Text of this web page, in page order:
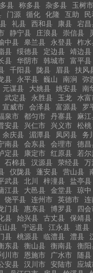
县 称多县 杂多县 玉树市
门源 循化 化隆 互助
礼县 西和县 康县 宕昌
静宁县 庄浪县 崇信县
中县 皋兰县 永登县 柞水
县 绥德县 定边县 靖边县
县 华阴市 韩城市 富平县
千阳县 陇县 眉县 扶风
县 永平县 巍山 南涧 弥
元谋县 大姚县 姚安县 南
武定县 永胜县 玉龙 水富
宣威市 会泽县 富源县 罗
泉市 都匀市 丹寨县 麻江
安县 兴仁市 兴义市 松桃
余庆县 湄潭县 凤冈县 务川
南县 会东县 会理市 德昌
定县 康定市 红原县 若
石棉县 汉源县 荥经县 万
仪陇县 蓬安县 营山县
武县 北川 梓潼县 盐亭县
江县 大邑县 金堂县 琼中
饶平县 连州市 英德市 连
门县 惠东县 博罗县 四会
县 始兴县 古丈县 保靖县
山县 宁远县 江永县 道县
县 桃源县 临澧县 澧县
东县 衡山县 衡南县 衡阳
川市 恩施市 广水市 随县
安县 汉川市 安陆市 应城